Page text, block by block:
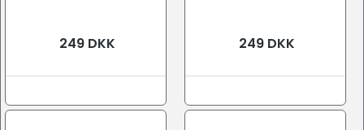
249 DKK 249 DKK